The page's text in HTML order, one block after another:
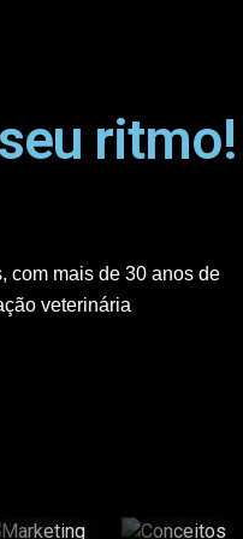
ritmo!
com mais de 30 anos de
veterinária